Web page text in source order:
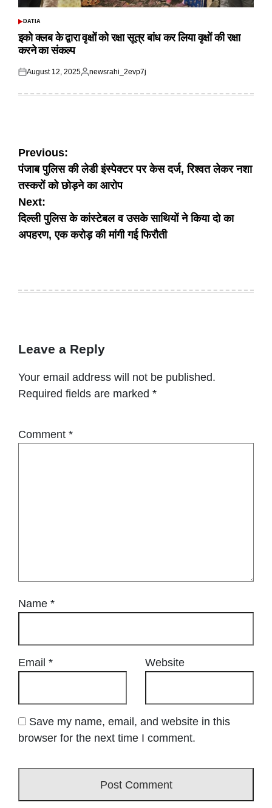
POSTED
DATIA
इको क्लब के द्वारा वृक्षों को रक्षा सूत्र बांध कर लिया वृक्षों की रक्षा
करने का संकल्प
Posted
August 12, 2025
Posted
newsrahi_2evp7j
Post
navigation
Previous:
पंजाब पुलिस की लेडी इंस्पेक्टर पर केस दर्ज, रिश्वत लेकर नशा
तस्करों को छोड़ने का आरोप
Next:
दिल्ली पुलिस के कांस्टेबल व उसके साथियों ने किया दो का
अपहरण, एक करोड़ की मांगी गई फिरौती
Leave a Reply
Your email address will not be published.
Required fields are marked *
Comment *
Name *
Email * Website
Save my name, email, and website in this
browser for the next time I comment.